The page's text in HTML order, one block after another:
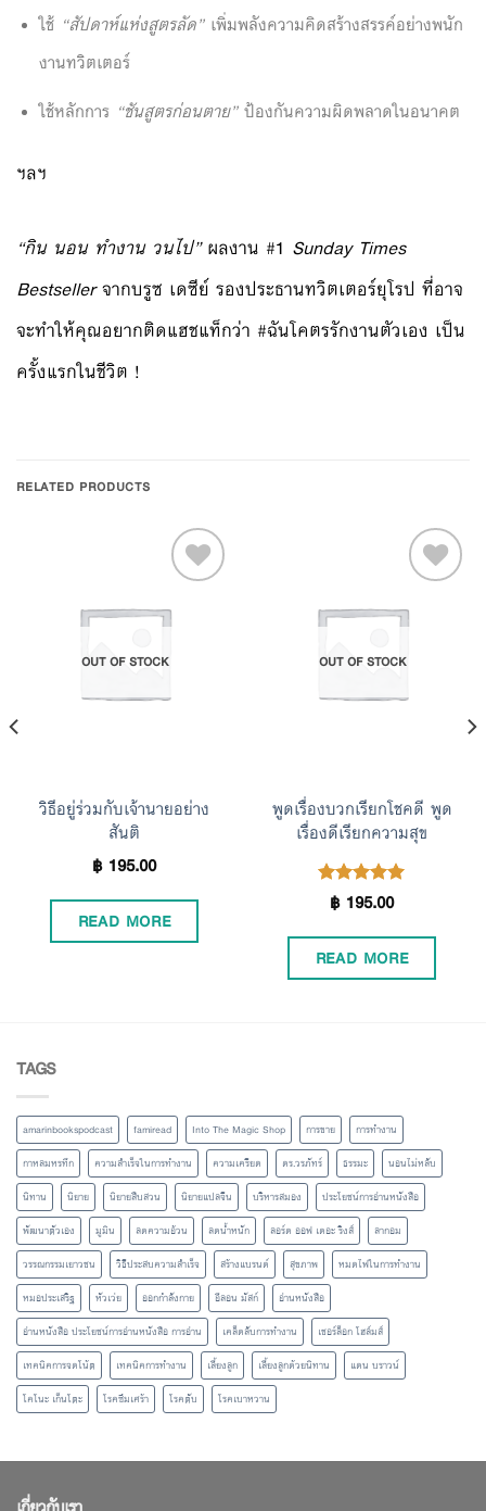
ใช้ “สัปดาห์แห่งสูตรลัด”เพิ่มพลังความคิดสร้างสรรค์อย่างพนัก
งานทวิตเตอร์
ใช้หลักการ “ชันสูตรก่อนตาย”ป้องกันความผิดพลาดในอนาคต
ฯลฯ
“กิน นอน ทำงาน วนไป”ผลงาน #1 Sunday Times
Bestsellerจากบรูซ เดซีย์ รองประธานทวิตเตอร์ยุโรป ที่อาจ
จะทำให้คุณอยากติดแฮชแท็กว่า #ฉันโคตรรักงานตัวเอง เป็น
ครั้งแรกในชีวิต !
RELATED PRODUCTS
OUT OF STOCK
วิธีอยู่ร่วมกับเจ้านายอย่าง
สันติ
฿195.00
READ MORE
OUT OF STOCK
พูดเรื่องบวกเรียกโชคดี พูด
เรื่องดีเรียกความสุข
Rated5.00
฿195.00
READ MORE
TAGS
amarinbookspodcast famiread Into The Magic Shop การขาย
การทำงาน
กาหลมหรทึก
ความสำเร็จในการทำงาน ความเครียด ดร.วรภัทร์ ธรรมะ
นอนไม่หลับ
นิทาน
นิยาย นิยายสืบสวน นิยายแปลจีน บริหารสมอง
ประโยชน์การอ่านหนังสือ
พัฒนาตัวเอง
มูมิน ลดความอ้วน ลดน้ำหนัก ลอร์ด ออฟ เดอะ ริงส์
ลากอม
วรรณกรรมเยาวชน
วิธีประสบความสำเร็จ สร้างแบรนด์ สุขภาพ
หมดไฟในการทำงาน
หมอประเสริฐ
หัวเว่ย ออกกำลังกาย อีลอน มัสก์
อ่านหนังสือ
อ่านหนังสือ ประโยชน์การอ่านหนังสือ การอ่าน
เคล็ดลับการทำงาน
เชอร์ล็อก โฮล์มส์
เทคนิคการจดโน้ต
เทคนิคการทำงาน เลี้ยงลูก เลี้ยงลูกด้วยนิทาน
แดน บราวน์
โคโนะ เก็นโตะ
โรคซึมเศร้า โรคตับ โรคเบาหวาน